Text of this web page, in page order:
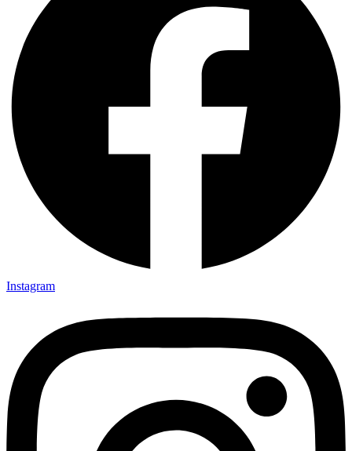
Instagram